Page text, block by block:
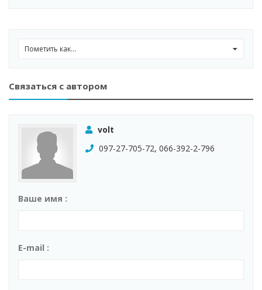
Пометить как...
Связаться с автором
volt
097-27-705-72, 066-392-2-796
Ваше имя :
E-mail :